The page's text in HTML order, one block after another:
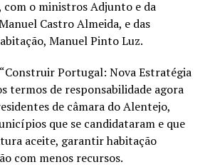
com o ministros Adjunto e da
Castro Almeida, e das
Manuel Pinto Luz.
Portugal: Nova Estratégia
termos de responsabilidade agora
de câmara do Alentejo,
que se candidataram e que
aceite, garantir habitação
com menos recursos.